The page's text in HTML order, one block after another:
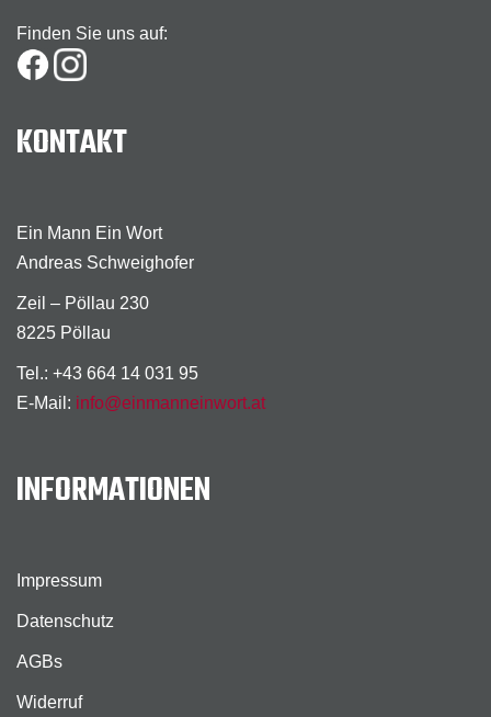
Finden Sie uns auf:
KONTAKT
Ein Mann Ein Wort
Andreas Schweighofer
Zeil – Pöllau 230
8225 Pöllau
Tel.: +43 664 14 031 95
E-Mail: info@einmanneinwort.at
INFORMATIONEN
Impressum
Datenschutz
AGBs
Widerruf